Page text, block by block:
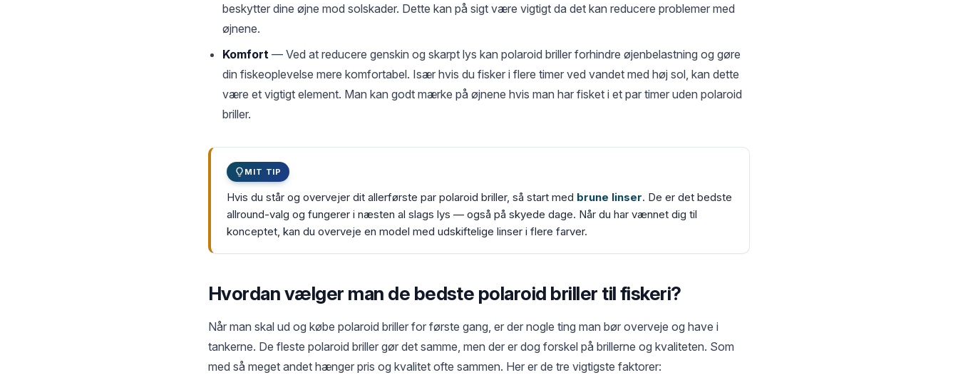
beskytter dine øjne mod solskader. Dette kan på sigt være vigtigt da det kan reducere problemer med
øjnene.
Komfort — Ved at reducere genskin og skarpt lys kan polaroid briller forhindre øjenbelastning og gøre
din fiskeoplevelse mere komfortabel. Især hvis du fisker i flere timer ved vandet med høj sol, kan dette
være et vigtigt element. Man kan godt mærke på øjnene hvis man har fisket i et par timer uden polaroid
briller.
MIT TIP
Hvis du står og overvejer dit allerførste par polaroid briller, så start med brune linser. De er det bedste
allround-valg og fungerer i næsten al slags lys — også på skyede dage. Når du har vænnet dig til
konceptet, kan du overveje en model med udskiftelige linser i flere farver.
Hvordan vælger man de bedste polaroid briller til fiskeri?
Når man skal ud og købe polaroid briller for første gang, er der nogle ting man bør overveje og have i
tankerne. De fleste polaroid briller gør det samme, men der er dog forskel på brillerne og kvaliteten. Som
med så meget andet hænger pris og kvalitet ofte sammen. Her er de tre vigtigste faktorer: